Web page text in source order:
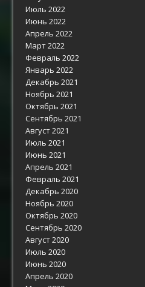
Июль 2022
Июнь 2022
Апрель 2022
Март 2022
Февраль 2022
Январь 2022
Декабрь 2021
Ноябрь 2021
Октябрь 2021
Сентябрь 2021
Август 2021
Июль 2021
Июнь 2021
Апрель 2021
Февраль 2021
Декабрь 2020
Ноябрь 2020
Октябрь 2020
Сентябрь 2020
Август 2020
Июль 2020
Июнь 2020
Апрель 2020